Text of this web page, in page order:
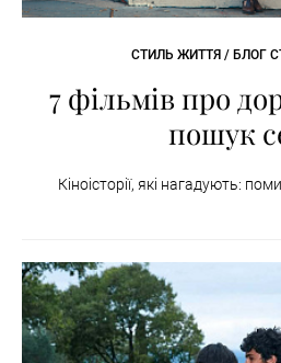
СТИЛЬ ЖИТТЯ / БЛОГ
7 фільмів про
пошук
Кіноісторії, які нагадують: